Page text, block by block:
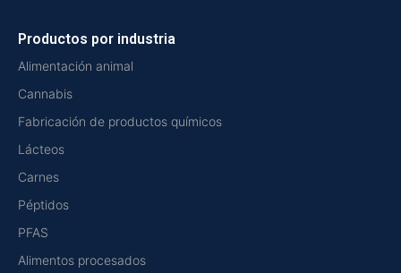
Productos por industria
Alimentación animal
Cannabis
Fabricación de productos químicos
Lácteos
Carnes
Péptidos
PFAS
Alimentos procesados